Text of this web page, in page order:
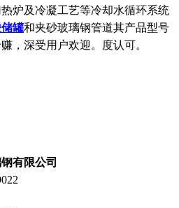
炉及冷凝工艺等冷却水循环系统
罐和夹砂玻璃钢管道其产品型号
，深受用户欢迎。度认可。
有限公司